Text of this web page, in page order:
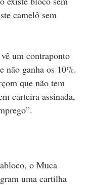
camelô sem
um contraponto
não ganha os 10%.
que não tem
carteira assinada,
o Muca
uma cartilha